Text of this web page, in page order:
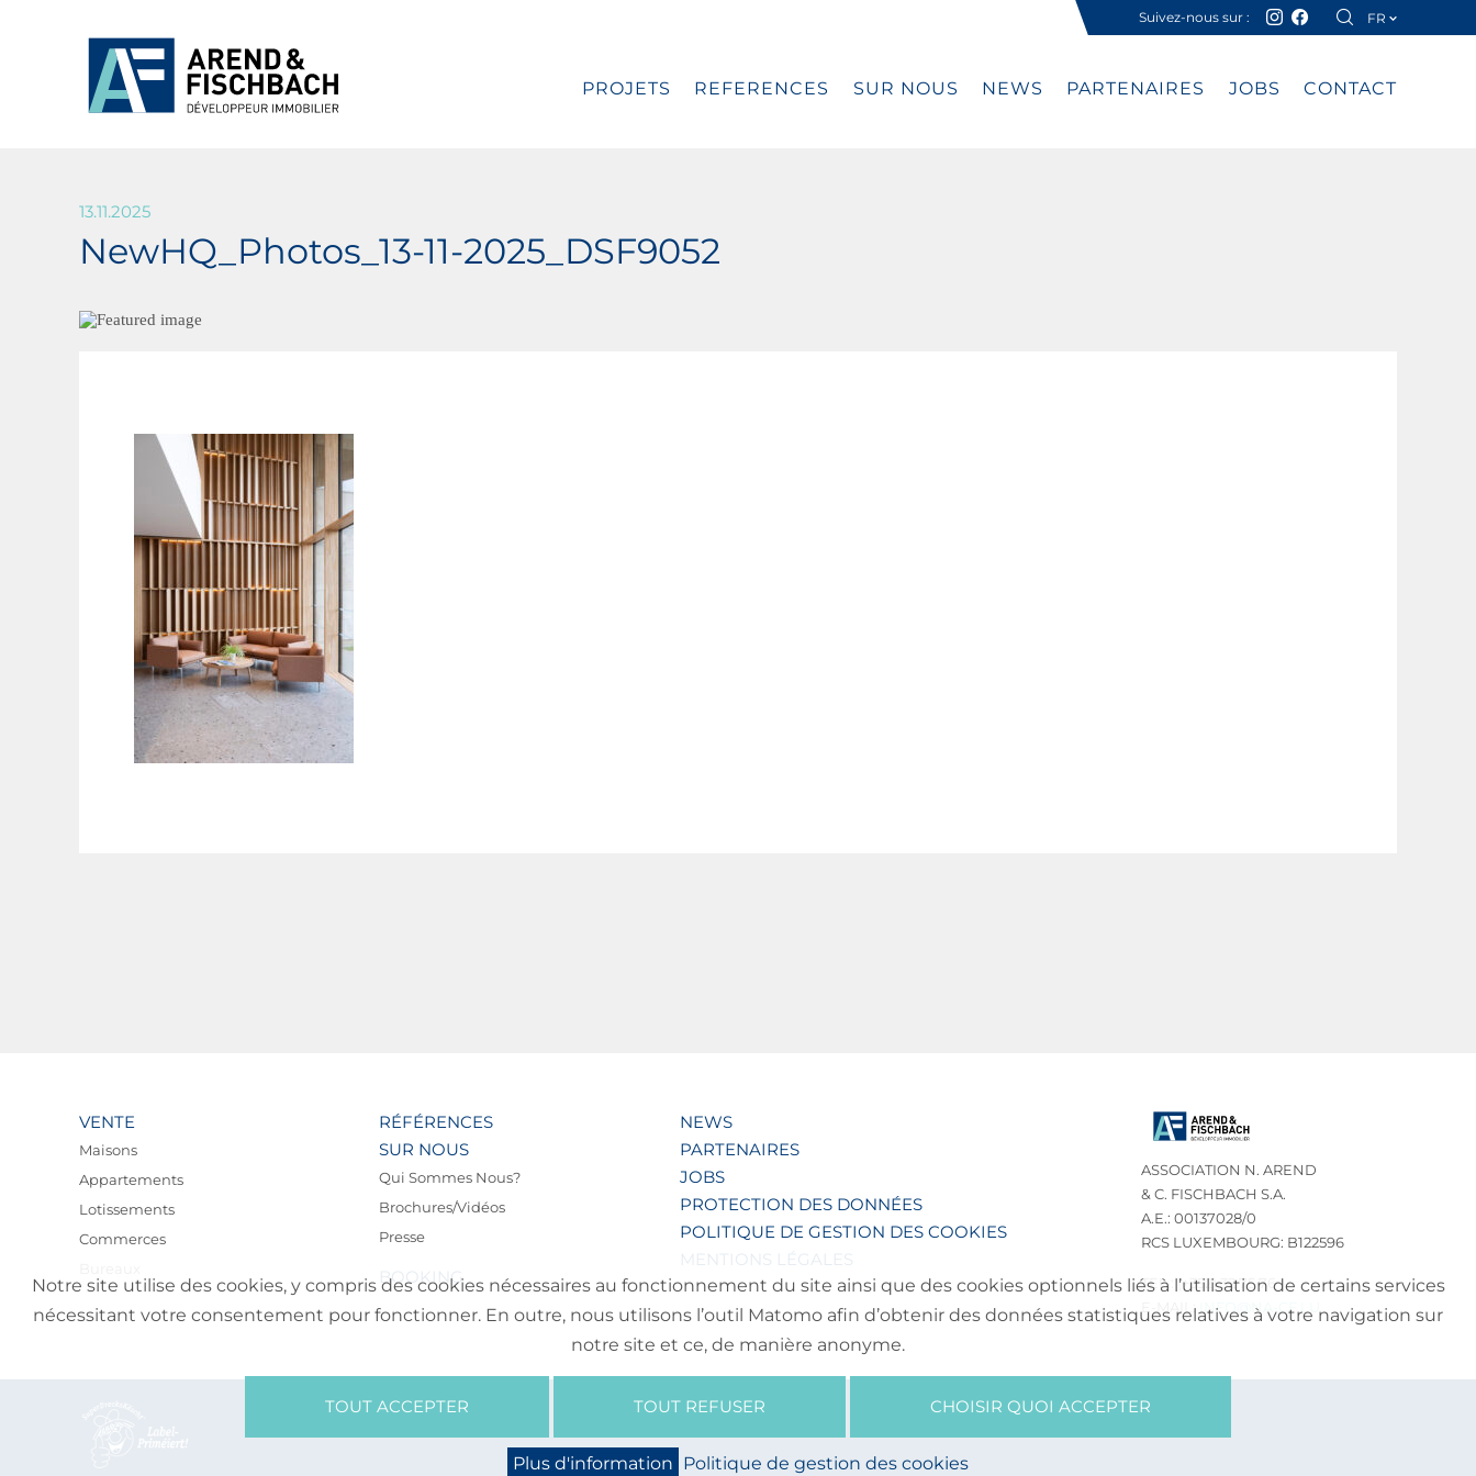
Suivez-nous sur : FR
PROJETS REFERENCES SUR NOUS NEWS PARTENAIRES JOBS CONTACT
13.11.2025
NewHQ_Photos_13-11-2025_DSF9052
VENTE
Maisons
Appartements
Lotissements
Commerces
RÉFÉRENCES
SUR NOUS
Qui Sommes Nous?
Brochures/Vidéos
Presse
BOOKING
NEWS
PARTENAIRES
JOBS
PROTECTION DES DONNÉES
POLITIQUE DE GESTION DES COOKIES
MENTIONS LÉGALES
ASSOCIATION N. AREND
& C. FISCHBACH S.A.
A.E.: 00137028/0
RCS LUXEMBOURG: B122596
TEL.: (+352) 32 75 76
E-MAIL:
INFO@NA-CF.LU
Notre site utilise des cookies, y compris des cookies nécessaires au fonctionnement du site ainsi que des cookies optionnels liés à l’utilisation de certains services
nécessitant votre consentement pour fonctionner. En outre, nous utilisons l’outil Matomo afin d’obtenir des données statistiques relatives à votre navigation sur
notre site et ce, de manière anonyme.
TOUT ACCEPTER TOUT REFUSER CHOISIR QUOI ACCEPTER
Plus d'information Politique de gestion des cookies